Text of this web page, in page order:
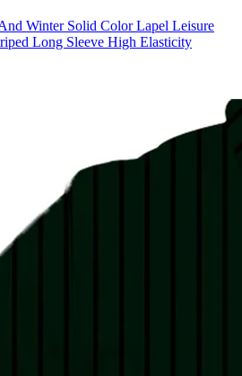
Winter Solid Color Lapel Leisure
Long Sleeve High Elasticity